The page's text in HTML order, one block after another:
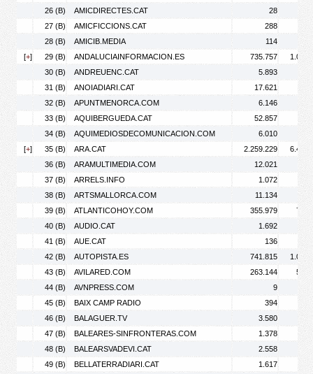
26 (B)
AMICDIRECTES.CAT
28
27 (B)
AMICFICCIONS.CAT 288
28 (B)
AMICIB.MEDIA 114
[+] 29 (B) ANDALUCIAINFORMACION.ES 735.757
30 (B)
ANDREUENC.CAT 5.893
31 (B)
ANOIADIARI.CAT 17.621
32 (B)
APUNTMENORCA.COM 6.146
33 (B)
AQUIBERGUEDA.CAT 52.857
34 (B)
AQUIMEDIOSDECOMUNICACION.COM 6.010
[+] 35 (B) ARA.CAT 2.259.229
36 (B)
ARAMULTIMEDIA.COM 12.021
37 (B)
ARRELS.INFO 1.072
38 (B)
ARTSMALLORCA.COM 11.134
39 (B)
ATLANTICOHOY.COM 355.979
40 (B)
AUDIO.CAT 1.692
41 (B)
AUE.CAT 136
42 (B)
AUTOPISTA.ES 741.815
43 (B)
AVILARED.COM 263.144
44 (B)
AVNPRESS.COM
9
45 (B)
BAIX CAMP RADIO 394
46 (B)
BALAGUER.TV 3.580
47 (B)
BALEARES-SINFRONTERAS.COM 1.378
48 (B)
BALEARSVADEVI.CAT 2.558
49 (B)
BELLATERRADIARI.CAT 1.617